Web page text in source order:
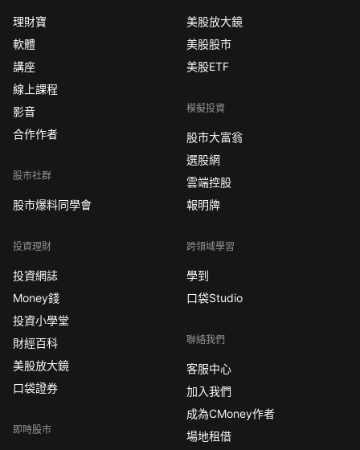
理財寶
軟體
講座
線上課程
影音
合作作者
股市社群
股市爆料同學會
投資理財
投資網誌
Money錢
投資小學堂
財經百科
美股放大鏡
口袋證券
即時股市
美股放大鏡
美股股市
美股ETF
模擬投資
股市大富翁
選股網
雲端控股
報明牌
跨領域學習
學到
口袋Studio
聯絡我們
客服中心
加入我們
成為CMoney作者
場地租借